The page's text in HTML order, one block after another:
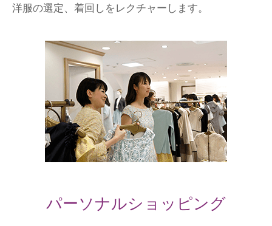
洋服の選定、着回しをレクチャーします。
パーソナルショッピング